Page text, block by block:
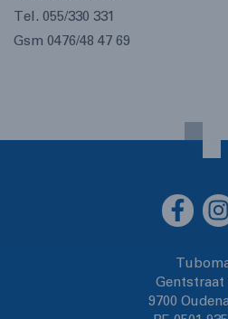
Tel. 055/330 331
Gsm 0476/48 47 69
Gentstraat
9700